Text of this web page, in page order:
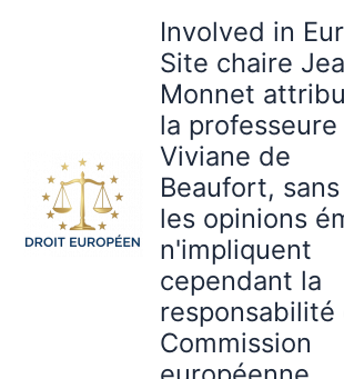
Involved in
Site chaire
Monnet
la professeure
Viviane de
Beaufort,
les opinions
n'impliquent
cependant la
responsabilité
Commission